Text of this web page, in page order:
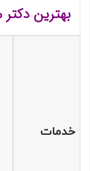
بهترین
خدمات